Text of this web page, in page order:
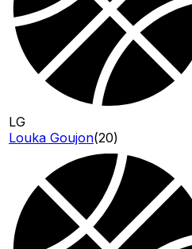
LG
Louka Goujon(20)